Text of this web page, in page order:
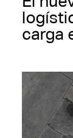
carga